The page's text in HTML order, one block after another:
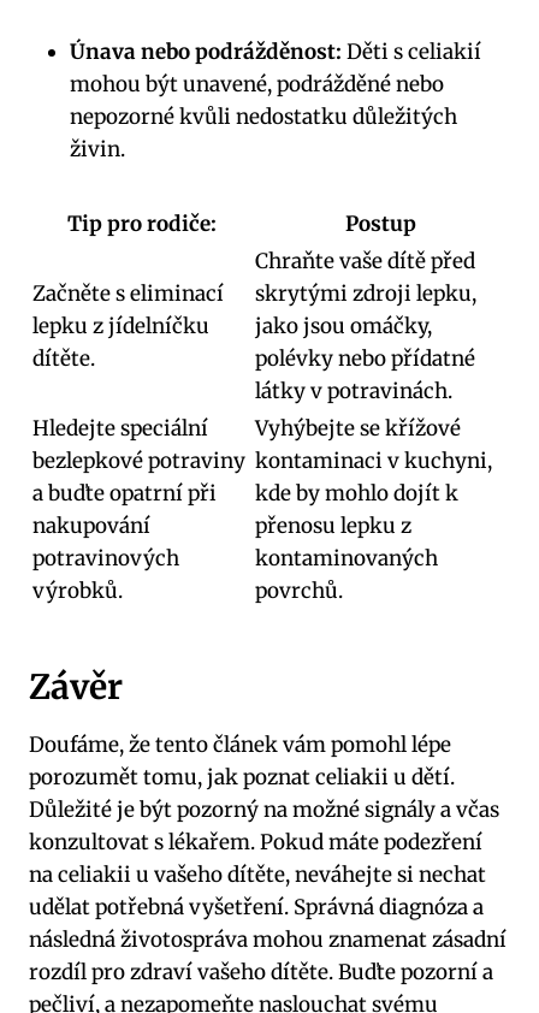
Únava nebo podrážděnost: Děti s celiakií
mohou být unavené, podrážděné nebo
nepozorné kvůli nedostatku důležitých
živin.
Tip pro rodiče: Postup
Začněte s eliminací
lepku z jídelníčku
dítěte.
Chraňte vaše dítě před
skrytými zdroji lepku,
jako jsou omáčky,
polévky nebo přídatné
látky v potravinách.
Hledejte speciální
bezlepkové potraviny
a buďte opatrní při
nakupování
potravinových
výrobků.
Vyhýbejte se křížové
kontaminaci v kuchyni,
kde by mohlo dojít k
přenosu lepku z
kontaminovaných
povrchů.
Závěr
Doufáme, že tento článek vám pomohl lépe
porozumět tomu, jak poznat celiakii u dětí.
Důležité je být pozorný na možné signály a včas
konzultovat s lékařem. Pokud máte podezření
na celiakii u vašeho dítěte, neváhejte si nechat
udělat potřebná vyšetření. Správná diagnóza a
následná životospráva mohou znamenat zásadní
rozdíl pro zdraví vašeho dítěte. Buďte pozorní a
pečliví, a nezapomeňte naslouchat svému